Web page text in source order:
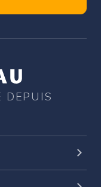
DEPUIS